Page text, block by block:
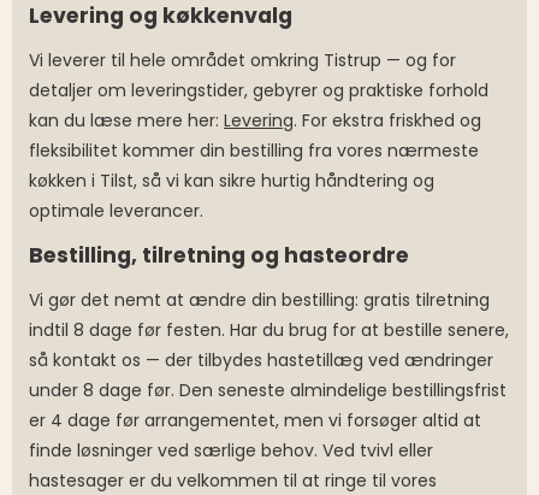
Levering og køkkenvalg
Vi leverer til hele området omkring Tistrup — og for
detaljer om leveringstider, gebyrer og praktiske forhold
kan du læse mere her: Levering. For ekstra friskhed og
fleksibilitet kommer din bestilling fra vores nærmeste
køkken i Tilst, så vi kan sikre hurtig håndtering og
optimale leverancer.
Bestilling, tilretning og hasteordre
Vi gør det nemt at ændre din bestilling: gratis tilretning
indtil 8 dage før festen. Har du brug for at bestille senere,
så kontakt os — der tilbydes hastetillæg ved ændringer
under 8 dage før. Den seneste almindelige bestillingsfrist
er 4 dage før arrangementet, men vi forsøger altid at
finde løsninger ved særlige behov. Ved tvivl eller
hastesager er du velkommen til at ringe til vores